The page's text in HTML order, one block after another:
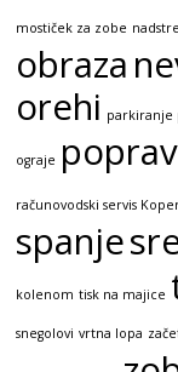
mostiček za zobe
obraza
orehi parkiranje
ograje
računovodski servis
spanje
kolenom tisk na majice
snegolovi vrtna lopa